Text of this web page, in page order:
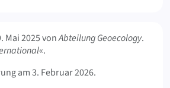
Mai 2025vonAbteilung Geoecology.
«.
am3. Februar 2026.